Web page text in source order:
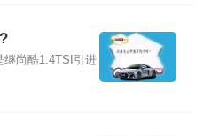
继尚酷1.4TSI引进